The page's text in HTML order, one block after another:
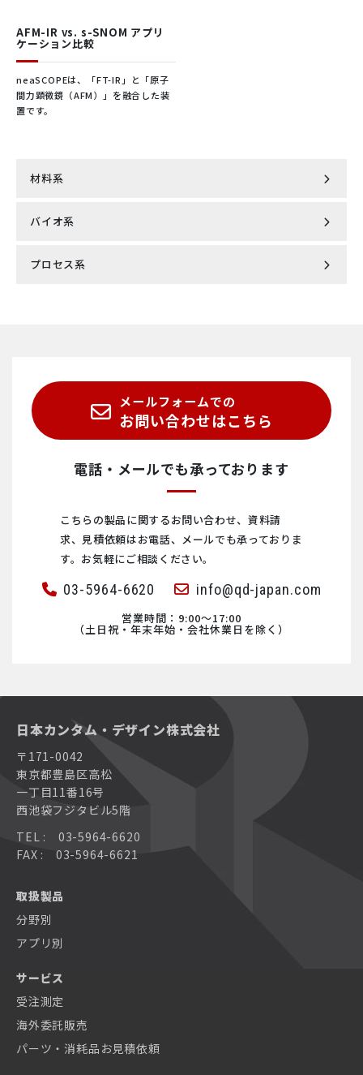
材料系
半導体
ポリマー
ナノスポッティング
バイオ系
エクソソーム
プロセス系
濃硫酸濃度計
AFM-IR vs. s-SNOM アプリ
ケーション比較
neaSCOPEは、「FT-IR」と「原子
間力顕微鏡（AFM）」を融合した装
置です。
メールフォームでの
お問い合わせはこちら
電話・メールでも承っております
こちらの製品に関するお問い合わせ、資料請
求、見積依頼はお電話、メールでも承っておりま
す。お気軽にご相談ください。
03-5964-6620 info@qd-japan.com
営業時間：9:00〜17:00
（土日祝・年末年始・会社休業日を除く）
取扱製品
分野別
アプリ別
サービス
受注測定
海外委託販売
パーツ・消耗品お見積依頼
日本カンタム・デザイン株式会社
〒171-0042
東京都豊島区高松
一丁目11番16号
西池袋フジタビル5階
TEL : 03-5964-6620
FAX : 03-5964-6621